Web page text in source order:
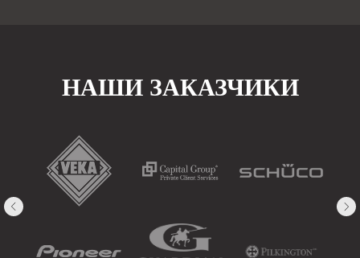
НАШИ ЗАКАЗЧИКИ